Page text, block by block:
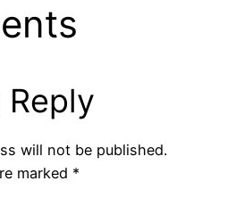
Reply
will not be published.
marked *